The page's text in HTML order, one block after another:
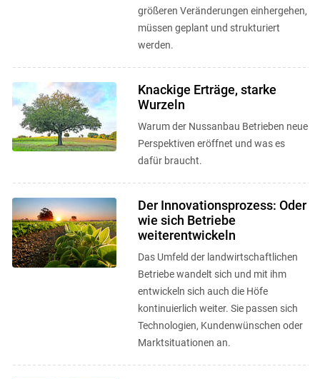
größeren Veränderungen einhergehen,
müssen geplant und strukturiert
werden.
Knackige Erträge, starke
Wurzeln
Warum der Nussanbau Betrieben neue
Perspektiven eröffnet und was es
dafür braucht.
Der Innovationsprozess: Oder
wie sich Betriebe
weiterentwickeln
Das Umfeld der landwirtschaftlichen
Betriebe wandelt sich und mit ihm
entwickeln sich auch die Höfe
kontinuierlich weiter. Sie passen sich
Technologien, Kundenwünschen oder
Marktsituationen an.